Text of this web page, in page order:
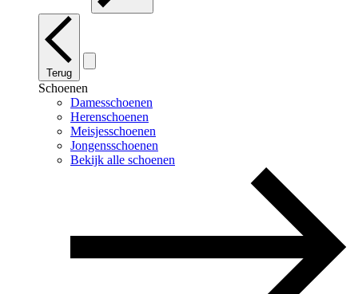
Terug
Schoenen
Damesschoenen
Herenschoenen
Meisjesschoenen
Jongensschoenen
Bekijk alle schoenen